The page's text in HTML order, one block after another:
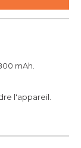
mAh.
l'appareil.